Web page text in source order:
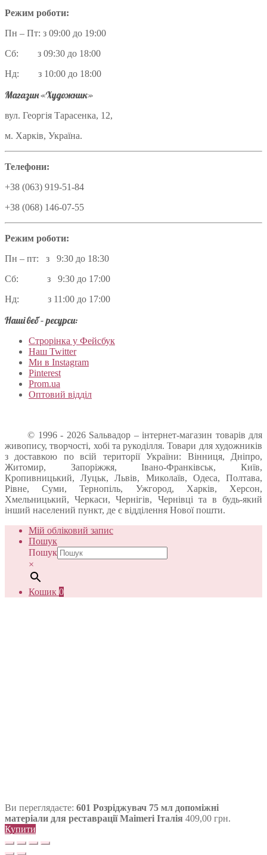
Режим роботи:
Пн – Пт: з 09:00 до 19:00
Сб: з 09:30 до 18:00
Нд: з 10:00 до 18:00
Магазин «Художник»
вул. Георгія Тарасенка, 12,
м. Харків, Україна.
Телефони:
+38 (063) 919-51-84
+38 (068) 146-07-55
Режим роботи:
Пн – пт: з 9:30 до 18:30
Сб: з 9:30 до 17:00
Нд: з 11:00 до 17:00
Наші веб – ресурси:
Строрінка у Фейсбук
Наш Twitter
Ми в Instagram
Pinterest
Prom.ua
Оптовий відділ
© 1996 - 2026 Sальвадор – інтернет-магазин товарів для
живопису, творчості, хобі та рукоділля. Товари для художників
з доставкою по всій території України: Вінниця, Дніпро,
Житомир, Запоріжжя, Івано-Франківськ, Київ,
Кропивницький, Луцьк, Львів, Миколаїв, Одеса, Полтава,
Рівне, Суми, Тернопіль, Ужгород, Харків, Херсон,
Хмельницький, Черкаси, Чернігів, Чернівці та в будь-який
інший населений пункт, де є відділення Нової пошти.
Мій обліковий запис
Пошук
Пошук
×
Кошик 0
Ви переглядаєте: 601 Розріджувач 75 мл допоміжні
матеріали для реставрації Maimeri Італія 409,00 грн.
Купити